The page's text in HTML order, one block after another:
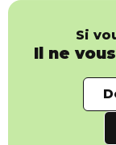
Si
Il ne